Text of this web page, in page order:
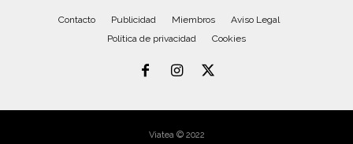
Contacto Publicidad Miembros
Aviso Legal
Política de privacidad
Cookies
Viatea © 2022